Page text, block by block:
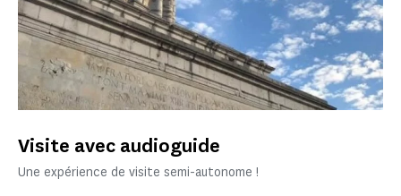
Visite avec audioguide
Une expérience de visite semi-autonome !